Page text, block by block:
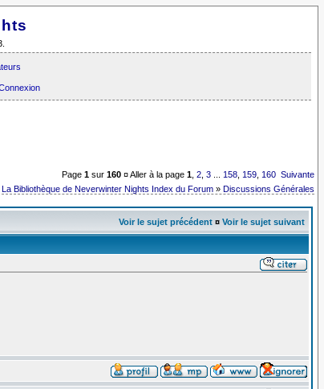
Page1 sur160 ¤ Aller à la page1 ,2 ,3 158 159 160 Suivante
La Bibliothèque de Neverwinter Nights Index du Forum »Discussions Générales
Voir le sujet précédent¤ Voir le sujet suivant